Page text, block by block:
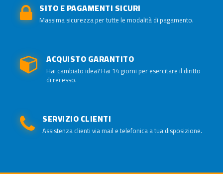
SITO E PAGAMENTI SICURI
Massima sicurezza per tutte le modalità di pagamento.
ACQUISTO GARANTITO
Hai cambiato idea? Hai 14 giorni per esercitare il diritto
di recesso.
SERVIZIO CLIENTI
Assistenza clienti via mail e telefonica a tua disposizione.